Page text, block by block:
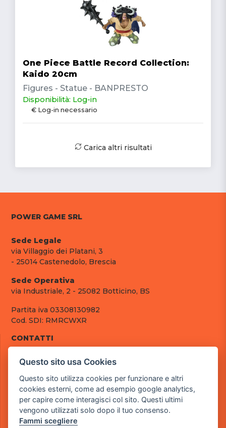
One Piece Battle Record Collection:
Kaido 20cm
Figures - Statue - BANPRESTO
Disponibilità: Log-in
€ Log-in necessario
Carica altri risultati
POWER GAME SRL
Sede Legale
via Villaggio dei Platani, 3
- 25014 Castenedolo, Brescia
Sede Operativa
via Industriale, 2 - 25082 Botticino, BS
Partita iva 03308130982
Cod. SDI: RMRCWXR
CONTATTI
tel.: +39 030 376 2377
pec: powergamesrl@legalmail.it
LINK UTILI
Chi siamo
Informazioni generali
Questo sito usa Cookies
Questo sito utilizza cookies per funzionare e altri
cookies esterni, come ad esempio google analytics,
per capire come interagisci col sito. Questi ultimi
vengono utilizzati solo dopo il tuo consenso.
Fammi scegliere